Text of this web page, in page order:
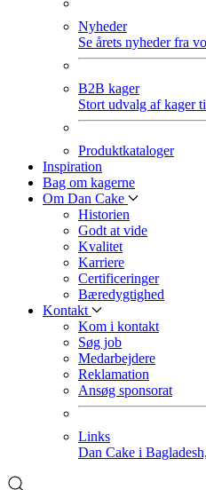
Nyheder
Se årets nyheder fra
B2B kager
Stort udvalg af kager
Produktkataloger
Inspiration
Bag om kagerne
Om Dan Cake
Historien
Godt at vide
Kvalitet
Karriere
Certificeringer
Bæredygtighed
Kontakt
Kom i kontakt
Søg job
Medarbejdere
Reklamation
Ansøg sponsorat
Links
Dan Cake i